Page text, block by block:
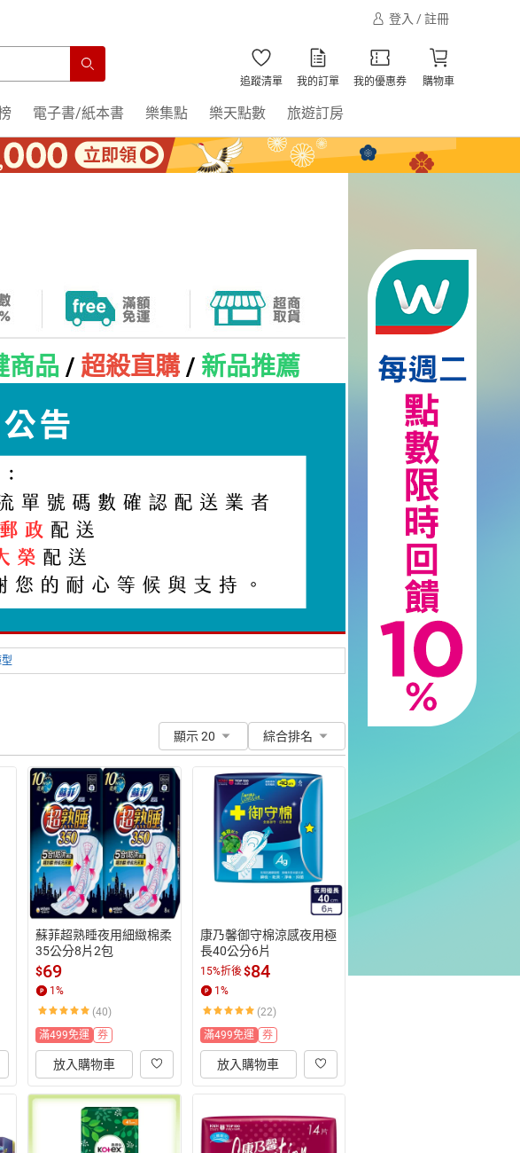
登入 / 註冊
追蹤清單 我的訂單 我的優惠券 購物車
電子書/紙本書 樂集點 樂天點數 旅遊訂房
商品 / 超殺直購 / 新品推薦
顯示 20 綜合排名
蘇菲超熟睡夜用細緻棉柔
35公分8片2包
$69
1%
(40)
滿499免運
券
放入購物車
康乃馨御守棉涼感夜用極
長40公分6片
15%折後$84
1%
(22)
滿499免運
券
放入購物車